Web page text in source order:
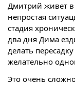
Дмитрий живет
непростая
стадия
два дня Дима
делать
желательно
Это очень